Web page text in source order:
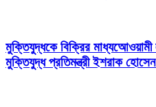
মুক্তিযুদ্ধকে বিক্রির
মুক্তিযুদ্ধ প্রতিমন্ত্রী ইশরাক